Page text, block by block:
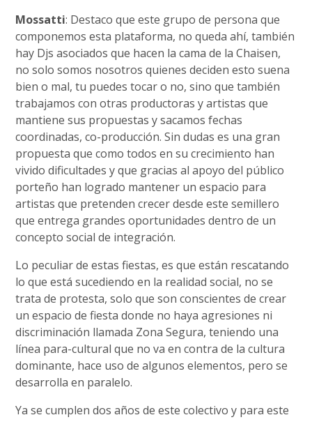
Mossatti: Destaco que este grupo de persona que
componemos esta plataforma, no queda ahí, también
hay Djs asociados que hacen la cama de la Chaisen,
no solo somos nosotros quienes deciden esto suena
bien o mal, tu puedes tocar o no, sino que también
trabajamos con otras productoras y artistas que
mantiene sus propuestas y sacamos fechas
coordinadas, co-producción. Sin dudas es una gran
propuesta que como todos en su crecimiento han
vivido dificultades y que gracias al apoyo del público
porteño han logrado mantener un espacio para
artistas que pretenden crecer desde este semillero
que entrega grandes oportunidades dentro de un
concepto social de integración.
Lo peculiar de estas fiestas, es que están rescatando
lo que está sucediendo en la realidad social, no se
trata de protesta, solo que son conscientes de crear
un espacio de fiesta donde no haya agresiones ni
discriminación llamada Zona Segura, teniendo una
línea para-cultural que no va en contra de la cultura
dominante, hace uso de algunos elementos, pero se
desarrolla en paralelo.
Ya se cumplen dos años de este colectivo y para este